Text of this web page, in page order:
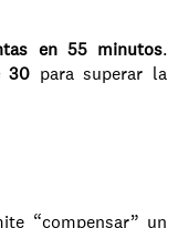
en 55 minutos.
30 para superar la
“compensar” un